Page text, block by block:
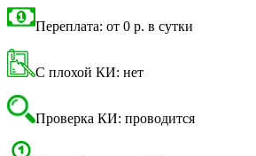
Переплата: от 0 р. в сутки
С плохой КИ: нет
Проверка КИ: проводится